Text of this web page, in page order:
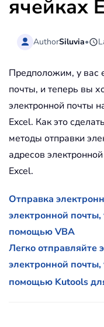
ячейках
AuthorSiluvia•
Предположим, у вас
почты, и теперь вы
электронной почты
Excel. Как это
методы отправки
адресов
Excel.
Отправка
электронной
помощью VBA
Легко отправляйте
электронной
помощью Kutools